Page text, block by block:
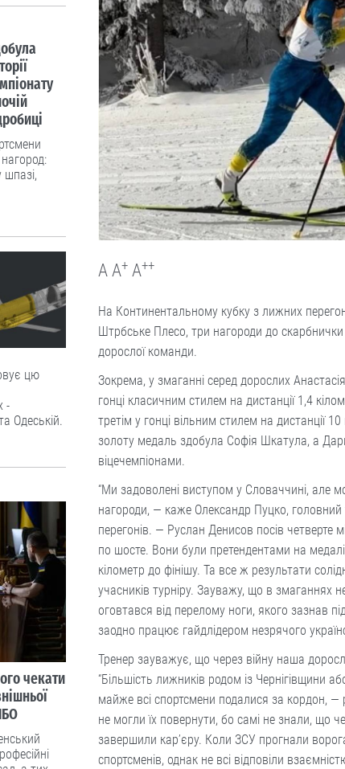
A A+ A++
На Континентальному кубку з лижних
Штрбське Плесо, три нагороди до
дорослої команди.
Зокрема, у змаганні серед дорослих
гонці класичним стилем на дистанції 1,4
третім у гонці вільним стилем на дистанції
золоту медаль здобула Софія Шкатула, а
віцечемпіонами.
“Ми задоволені виступом у Словаччині, але
нагороди, — каже Олександр Пуцко, головний
перегонів. — Руслан Денисов посів четверте
по шосте. Вони були претендентами на
кілометр до фінішу. Та все ж результати
учасників турніру. Зауважу, що в змаганнях
оговтався від перелому ноги, якого зазнав
заодно працює гайдлідером незрячого
Тренер зауважує, що через війну наша
“Більшість лижників родом із Чернігівщини
майже всі спортсмени подалися за кордон,
не могли їх повернути, бо самі не знали, що
завершили кар’єру. Коли ЗСУ прогнали
спортсменів, однак не всі відповіли
шпазі,
цю
-
Одеській.
чекати